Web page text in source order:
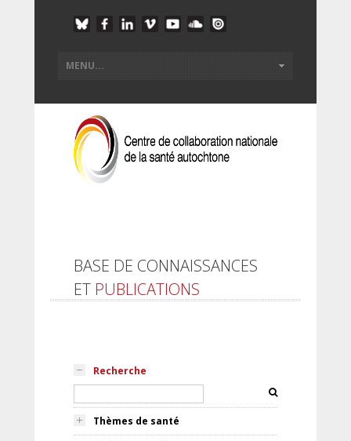
BASE DE CONNAISSANCES
ET PUBLICATIONS
Recherche
Thèmes de santé